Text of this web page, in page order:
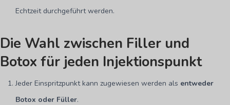
Echtzeit durchgeführt werden.
Die Wahl zwischen Filler und
Botox für jeden Injektionspunkt
Jeder Einspritzpunkt kann zugewiesen werden als entweder
Botox oder Füller.